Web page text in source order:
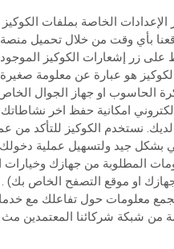
الإعدادات الخاصة بملفات الكوكيز
بأي وقت من خلال تحميل منصة
على زر إشعارات الكوكيز
هو عبارة عن معلومة صغيرة
الحاسوب او جهاز الجوال
امكانية حفظ اخر
نستخدم الكوكيز للتأكد من
بشكل جيد ولتسهيل عملية
المطلوبة من جهازك وخيارات
او موقع التصفح الخاص بك) .
معلومات حول تفاعلك مع
من شبكة شركائنا المعتمدين